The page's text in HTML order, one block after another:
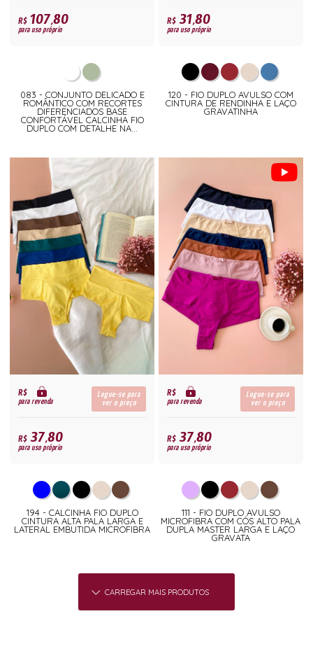
R$107,80
para uso próprio
083 - CONJUNTO DELICADO E
ROMÂNTICO COM RECORTES
DIFERENCIADOS BASE
CONFORTÁVEL CALCINHA FIO
DUPLO COM DETALHE NA...
R$31,80
para uso próprio
120 - FIO DUPLO AVULSO COM
CINTURA DE RENDINHA E LAÇO
GRAVATINHA
R$
para revenda
Logue-se para
ver o preço
R$37,80
para uso próprio
194 - CALCINHA FIO DUPLO
CINTURA ALTA PALA LARGA E
LATERAL EMBUTIDA MICROFIBRA
R$
para revenda
Logue-se para
ver o preço
R$37,80
para uso próprio
111 - FIO DUPLO AVULSO
MICROFIBRA COM CÓS ALTO PALA
DUPLA MASTER LARGA E LAÇO
GRAVATA
CARREGAR MAIS PRODUTOS